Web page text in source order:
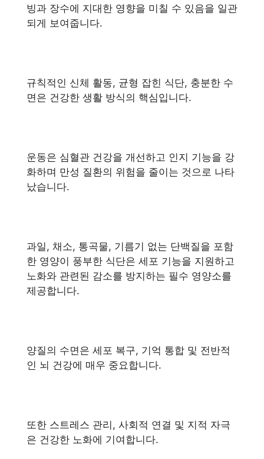
빙과 장수에 지대한 영향을 미칠 수 있음을 일관
되게 보여줍니다.
규칙적인 신체 활동, 균형 잡힌 식단, 충분한 수
면은 건강한 생활 방식의 핵심입니다.
운동은 심혈관 건강을 개선하고 인지 기능을 강
화하며 만성 질환의 위험을 줄이는 것으로 나타
났습니다.
과일, 채소, 통곡물, 기름기 없는 단백질을 포함
한 영양이 풍부한 식단은 세포 기능을 지원하고
노화와 관련된 감소를 방지하는 필수 영양소를
제공합니다.
양질의 수면은 세포 복구, 기억 통합 및 전반적
인 뇌 건강에 매우 중요합니다.
또한 스트레스 관리, 사회적 연결 및 지적 자극
은 건강한 노화에 기여합니다.